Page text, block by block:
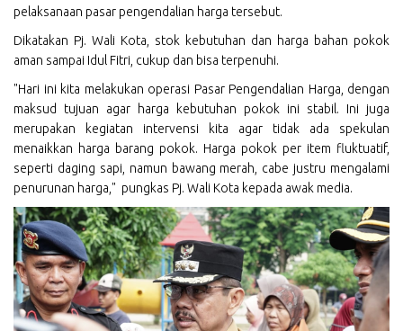
pelaksanaan pasar pengendalian harga tersebut.
Dikatakan Pj. Wali Kota, stok kebutuhan dan harga bahan pokok
aman sampai Idul Fitri, cukup dan bisa terpenuhi.
"Hari ini kita melakukan operasi Pasar Pengendalian Harga, dengan
maksud tujuan agar harga kebutuhan pokok ini stabil. Ini juga
merupakan kegiatan intervensi kita agar tidak ada spekulan
menaikkan harga barang pokok. Harga pokok per item fluktuatif,
seperti daging sapi, namun bawang merah, cabe justru mengalami
penurunan harga," pungkas Pj. Wali Kota kepada awak media.